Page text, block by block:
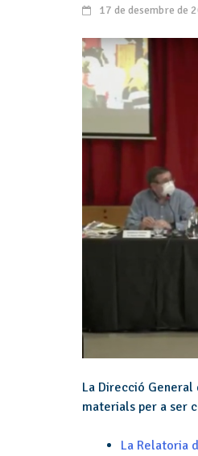
17 de desembre de
La Direcció
materials per a ser
La Relatoria